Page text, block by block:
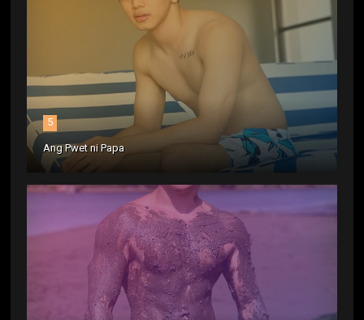
5
Ang Pwet ni Papa